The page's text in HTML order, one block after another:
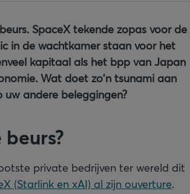
SpaceX tekende zopas voor de
in de wachtkamer staan voor het
kapitaal als het bpp van Japan
Wat doet zo'n tsunami aan
andere beleggingen?
private bedrijven ter wereld dit
(Starlink en xAI) al zijn ouverture.